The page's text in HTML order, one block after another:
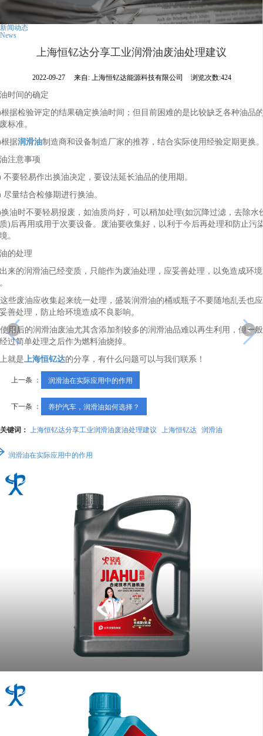
新闻动态
News
上海恒钇达分享工业润滑油废油处理建议
2022-09-27 来自: 上海恒钇达能源科技有限公司 浏览次数:424
时间的确定
据检验评定的结果确定换油时间；但目前困难的是比较缺乏各种油品
标准。
据润滑油制造商和设备制造厂家的推荐，结合实际使用经验定期更换
注意事项
不要轻易作出换油决定，要设法延长油品的使用期。
尽量结合检修期进行换油。
油时不要轻易报废，如油质尚好，可以稍加处理(如沉降过滤，去除水
)后再用或用于次要设备。废油要收集好，以利于今后再处理和防止污
。
的处理
来的润滑油已经变质，只能作为废油处理，应妥善处理，以免造成环
些废油应收集起来统一处理，盛装润滑油的桶或瓶子不要随地乱丢也
善处理，防止给环境造成不良影响。
用后的润滑油废油尤其含添加剂较多的润滑油品难以再生利用，但一
过简单处理之后作为燃料油烧掉。
就是上海恒钇达的分享，有什么问题可以与我们联系！
上一条 ： 润滑油在实际应用中的作用
下一条 ： 养护汽车，润滑油如何选择？
关键词： 上海恒钇达分享工业润滑油废油处理建议 上海恒钇达 润滑油
润滑油在实际应用中的作用